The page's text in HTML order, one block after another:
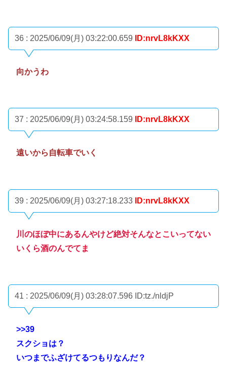
36 : 2025/06/09(月) 03:22:00.659 ID:nrvL8kKXX
向かうわ
37 : 2025/06/09(月) 03:24:58.159 ID:nrvL8kKXX
遠いから自転車でいく
39 : 2025/06/09(月) 03:27:18.233 ID:nrvL8kKXX
川のほぼ中にあるんやけど絶対そんなとこいってない
いくら酒のんでてま
41 : 2025/06/09(月) 03:28:07.596 ID:tz./nldjP
>>39
スクショは？
いつまでふざけてるつもりなんだ？